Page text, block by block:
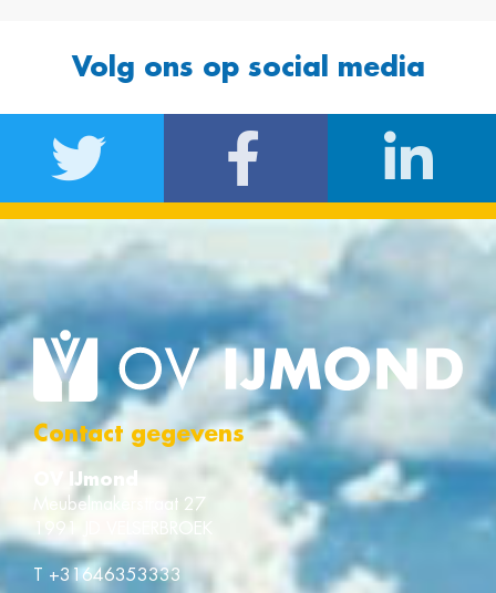
Volg ons op social media
Contact gegevens
OV IJmond
Meubelmakerstraat 27
1991 JD VELSERBROEK
T +31646353333